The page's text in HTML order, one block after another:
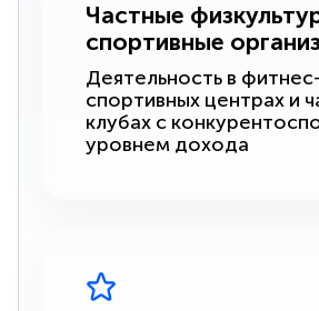
Частные
спортивные
Деятельность в
спортивных центрах и
клубах с
уровнем дохода